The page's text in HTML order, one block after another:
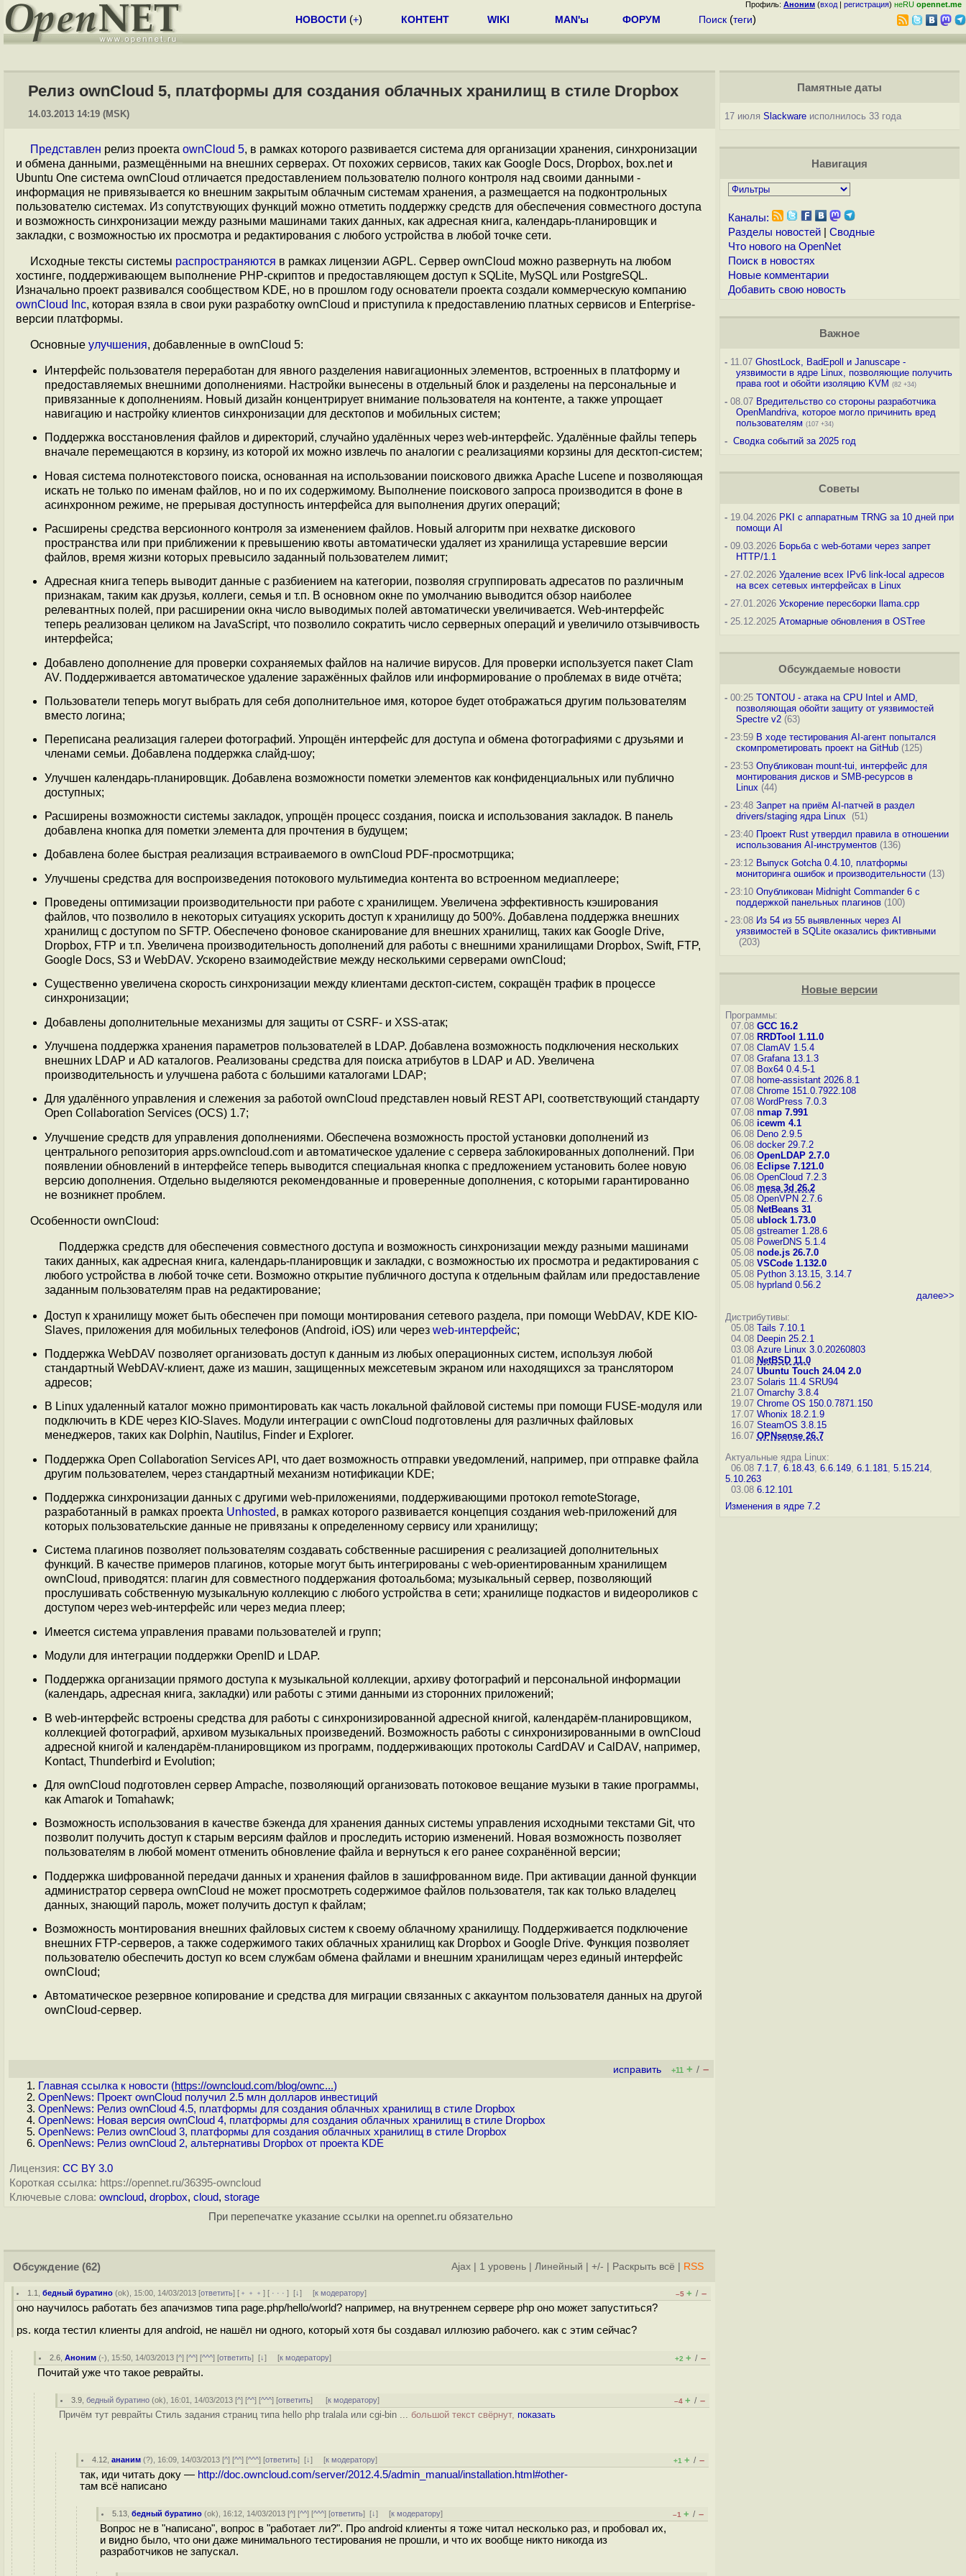
Профиль: Аноним (вход | регистрация) неRU opennet.me
НОВОСТИ (+) КОНТЕНТ WIKI MAN'ы ФОРУМ Поиск (теги)
Релиз ownCloud 5, платформы для создания облачных хранилищ в стиле Dropbox
14.03.2013 14:19 (MSK)
Представлен релиз проекта ownCloud 5, в рамках которого развивается система для организации хранения, синхронизации
и обмена данными, размещёнными на внешних серверах. От похожих сервисов, таких как Google Docs, Dropbox, box.net и
Ubuntu One система ownCloud отличается предоставлением пользователю полного контроля над своими данными -
информация не привязывается ко внешним закрытым облачным системам хранения, а размещается на подконтрольных
пользователю системах. Из сопутствующих функций можно отметить поддержку средств для обеспечения совместного доступа
и возможность синхронизации между разными машинами таких данных, как адресная книга, календарь-планировщик и
закладки, с возможностью их просмотра и редактирования с любого устройства в любой точке сети.
Исходные тексты системы распространяются в рамках лицензии AGPL. Сервер ownCloud можно развернуть на любом
хостинге, поддерживающем выполнение PHP-скриптов и предоставляющем доступ к SQLite, MySQL или PostgreSQL.
Изначально проект развивался сообществом KDE, но в прошлом году основатели проекта создали коммерческую компанию
ownCloud Inc, которая взяла в свои руки разработку ownCloud и приступила к предоставлению платных сервисов и Enterprise-
версии платформы.
Основные улучшения, добавленные в ownCloud 5:
Интерфейс пользователя переработан для явного разделения навигационных элементов, встроенных в платформу и
предоставляемых внешними дополнениями. Настройки вынесены в отдельный блок и разделены на персональные и
привязанные к дополнениям. Новый дизайн концентрирует внимание пользователя на контенте, а также упрощает
навигацию и настройку клиентов синхронизации для десктопов и мобильных систем;
Поддержка восстановления файлов и директорий, случайно удалённых через web-интерфейс. Удалённые файлы теперь
вначале перемещаются в корзину, из которой их можно извлечь по аналогии с реализациями корзины для десктоп-систем;
Новая система полнотекстового поиска, основанная на использовании поискового движка Apache Lucene и позволяющая
искать не только по именам файлов, но и по их содержимому. Выполнение поискового запроса производится в фоне в
асинхронном режиме, не прерывая доступность интерфейса для выполнения других операций;
Расширены средства версионного контроля за изменением файлов. Новый алгоритм при нехватке дискового
пространства или при приближении к превышению квоты автоматически удаляет из хранилища устаревшие версии
файлов, время жизни которых превысило заданный пользователем лимит;
Адресная книга теперь выводит данные с разбиением на категории, позволяя сгруппировать адресатов по различным
признакам, таким как друзья, коллеги, семья и т.п. В основном окне по умолчанию выводится обзор наиболее
релевантных полей, при расширении окна число выводимых полей автоматически увеличивается. Web-интерфейс
теперь реализован целиком на JavaScript, что позволило сократить число серверных операций и увеличило отзывчивость
интерфейса;
Добавлено дополнение для проверки сохраняемых файлов на наличие вирусов. Для проверки используется пакет Clam
AV. Поддерживается автоматическое удаление заражённых файлов или информирование о проблемах в виде отчёта;
Пользователи теперь могут выбрать для себя дополнительное имя, которое будет отображаться другим пользователям
вместо логина;
Переписана реализация галереи фотографий. Упрощён интерфейс для доступа и обмена фотографиями с друзьями и
членами семьи. Добавлена поддержка слайд-шоу;
Улучшен календарь-планировщик. Добавлена возможности пометки элементов как конфиденциальных или публично
доступных;
Расширены возможности системы закладок, упрощён процесс создания, поиска и использования закладок. В панель
добавлена кнопка для пометки элемента для прочтения в будущем;
Добавлена более быстрая реализация встраиваемого в ownCloud PDF-просмотрщика;
Улучшены средства для воспроизведения потокового мультимедиа контента во встроенном медиаплеере;
Проведены оптимизации производительности при работе с хранилищем. Увеличена эффективность кэширования
файлов, что позволило в некоторых ситуациях ускорить доступ к хранилищу до 500%. Добавлена поддержка внешних
хранилищ с доступом по SFTP. Обеспечено фоновое сканирование для внешних хранилищ, таких как Google Drive,
Dropbox, FTP и т.п. Увеличена производительность дополнений для работы с внешними хранилищами Dropbox, Swift, FTP,
Google Docs, S3 и WebDAV. Ускорено взаимодействие между несколькими серверами ownCloud;
Существенно увеличена скорость синхронизации между клиентами десктоп-систем, сокращён трафик в процессе
синхронизации;
Добавлены дополнительные механизмы для защиты от CSRF- и XSS-атак;
Улучшена поддержка хранения параметров пользователей в LDAP. Добавлена возможность подключения нескольких
внешних LDAP и AD каталогов. Реализованы средства для поиска атрибутов в LDAP и AD. Увеличена
производительность и улучшена работа с большими каталогами LDAP;
Для удалённого управления и слежения за работой ownCloud представлен новый REST API, соответствующий стандарту
Open Collaboration Services (OCS) 1.7;
Улучшение средств для управления дополнениями. Обеспечена возможность простой установки дополнений из
центрального репозитория apps.owncloud.com и автоматическое удаление с сервера заблокированных дополнений. При
появлении обновлений в интерфейсе теперь выводится специальная кнопка с предложением установить более новую
версию дополнения. Отдельно выделяются рекомендованные и проверенные дополнения, с которыми гарантированно
не возникнет проблем.
Особенности ownCloud:
Поддержка средств для обеспечения совместного доступа и возможность синхронизации между разными машинами
таких данных, как адресная книга, календарь-планировщик и закладки, с возможностью их просмотра и редактирования с
любого устройства в любой точке сети. Возможно открытие публичного доступа к отдельным файлам или предоставление
заданным пользователям прав на редактирование;
Доступ к хранилищу может быть обеспечен при помощи монтирования сетевого раздела, при помощи WebDAV, KDE KIO-
Slaves, приложения для мобильных телефонов (Android, iOS) или через web-интерфейс;
Поддержка WebDAV позволяет организовать доступ к данным из любых операционных систем, используя любой
стандартный WebDAV-клиент, даже из машин, защищенных межсетевым экраном или находящихся за транслятором
адресов;
В Linux удаленный каталог можно примонтировать как часть локальной файловой системы при помощи FUSE-модуля или
подключить в KDE через KIO-Slaves. Модули интеграции с ownCloud подготовлены для различных файловых
менеджеров, таких как Dolphin, Nautilus, Finder и Explorer.
Поддержка Open Collaboration Services API, что дает возможность отправки уведомлений, например, при отправке файла
другим пользователем, через стандартный механизм нотификации KDE;
Поддержка синхронизации данных с другими web-приложениями, поддерживающими протокол remoteStorage,
разработанный в рамках проекта Unhosted, в рамках которого развивается концепция создания web-приложений для
которых пользовательские данные не привязаны к определенному сервису или хранилищу;
Система плагинов позволяет пользователям создавать собственные расширения с реализацией дополнительных
функций. В качестве примеров плагинов, которые могут быть интегрированы с web-ориентированным хранилищем
ownCloud, приводятся: плагин для совместного поддержания фотоальбома; музыкальный сервер, позволяющий
прослушивать собственную музыкальную коллекцию с любого устройства в сети; хранилище подкастов и видеороликов с
доступом через web-интерфейс или через медиа плеер;
Имеется система управления правами пользователей и групп;
Модули для интеграции поддержки OpenID и LDAP.
Поддержка организации прямого доступа к музыкальной коллекции, архиву фотографий и персональной информации
(календарь, адресная книга, закладки) или работы с этими данными из сторонних приложений;
В web-интерфейс встроены средства для работы с синхронизированной адресной книгой, календарём-планировщиком,
коллекцией фотографий, архивом музыкальных произведений. Возможность работы с синхронизированными в ownCloud
адресной книгой и календарём-планировщиком из программ, поддерживающих протоколы CardDAV и CalDAV, например,
Kontact, Thunderbird и Evolution;
Для ownCloud подготовлен сервер Ampache, позволяющий организовать потоковое вещание музыки в такие программы,
как Amarok и Tomahawk;
Возможность использования в качестве бэкенда для хранения данных системы управления исходными текстами Git, что
позволит получить доступ к старым версиям файлов и проследить историю изменений. Новая возможность позволяет
пользователям в любой момент отменить обновление файла и вернуться к его ранее сохранённой версии;
Поддержка шифрованной передачи данных и хранения файлов в зашифрованном виде. При активации данной функции
администратор сервера ownCloud не может просмотреть содержимое файлов пользователя, так как только владелец
данных, знающий пароль, может получить доступ к файлам;
Возможность монтирования внешних файловых систем к своему облачному хранилищу. Поддерживается подключение
внешних FTP-серверов, а также содержимого таких облачных хранилищ как Dropbox и Google Drive. Функция позволяет
пользователю обеспечить доступ ко всем службам обмена файлами и внешним хранилищам через единый интерфейс
ownCloud;
Автоматическое резервное копирование и средства для миграции связанных с аккаунтом пользователя данных на другой
ownCloud-сервер.
исправить +11 + / –
Главная ссылка к новости (https://owncloud.com/blog/ownc...)
OpenNews: Проект ownCloud получил 2.5 млн долларов инвестиций
OpenNews: Релиз ownCloud 4.5, платформы для создания облачных хранилищ в стиле Dropbox
OpenNews: Новая версия ownCloud 4, платформы для создания облачных хранилищ в стиле Dropbox
OpenNews: Релиз ownCloud 3, платформы для создания облачных хранилищ в стиле Dropbox
OpenNews: Релиз ownCloud 2, альтернативы Dropbox от проекта KDE
Лицензия: CC BY 3.0
Короткая ссылка: https://opennet.ru/36395-owncloud
Ключевые слова: owncloud, dropbox, cloud, storage
При перепечатке указание ссылки на opennet.ru обязательно
Обсуждение (62) Ajax 1 уровень Линейный +/- Раскрыть всё RSS
1.1 ,бедный буратино (ok), 15:00, 14/03/2013 [ответить] [ ﹢﹢﹢] [ · · ·][↓] [к модератору] –5 + / –
оно научилось работать без апачизмов типа page.php/hello/world? например, на внутреннем сервере php оно может запуститься?
ps. когда тестил клиенты для android, не нашёл ни одного, который хотя бы создавал иллюзию рабочего. как с этим сейчас?
2.6 ,Аноним (-), 15:50, 14/03/2013 [^] [^^] [^^^] [ответить][↓] [к модератору] +2 + / –
Почитай уже что такое реврайты.
3.9 ,бедный буратино (ok), 16:01, 14/03/2013 [^] [^^] [^^^] [ответить] [к модератору] –4 + / –
Причём тут реврайты Стиль задания страниц типа hello php tralala или cgi-bin ... большой текст свёрнут, показать
4.12 ,ананим (?), 16:09, 14/03/2013 [^] [^^] [^^^] [ответить][↓] [к модератору] +1 + / –
так, иди читать доку — http://doc.owncloud.com/server/2012.4.5/admin_manual/installation.html#other-
там всё написано
5.13 ,бедный буратино (ok), 16:12, 14/03/2013 [^] [^^] [^^^] [ответить][↓] [к модератору] –1 + / –
Вопрос не в "написано", вопрос в "работает ли?". Про android клиенты я тоже читал несколько раз, и пробовал их,
и видно было, что они даже минимального тестирования не прошли, и что их вообще никто никогда из
разработчиков не запускал.
Памятные даты
17 июля Slackwareисполнилось 33 года
Навигация
Каналы:
Разделы новостей| Сводные
Что нового на OpenNet
Поиск в новостях
Новые комментарии
Добавить свою новость
Важное
-11.07 GhostLock, BadEpoll и Januscape -
уязвимости в ядре Linux, позволяющие получить
права root и обойти изоляцию KVM (82 +34)
-08.07 Вредительство со стороны разработчика
OpenMandriva, которое могло причинить вред
пользователям (107 +34)
- Сводка событий за 2025 год
Советы
-19.04.2026 PKI с аппаратным TRNG за 10 дней при
помощи AI
-09.03.2026 Борьба с web-ботами через запрет
HTTP/1.1
-27.02.2026 Удаление всех IPv6 link-local адресов
на всех сетевых интерфейсах в Linux
-27.01.2026 Ускорение пересборки llama.cpp
-25.12.2025 Атомарные обновления в OSTree
Обсуждаемые новости
-00:25 TONTOU - атака на CPU Intel и AMD,
позволяющая обойти защиту от уязвимостей
Spectre v2(63)
-23:59 В ходе тестирования AI-агент попытался
скомпрометировать проект на GitHub(125)
-23:53 Опубликован mount-tui, интерфейс для
монтирования дисков и SMB-ресурсов в
Linux (44)
-23:48 Запрет на приём AI-патчей в раздел
drivers/staging ядра Linux
(51)
-23:40 Проект Rust утвердил правила в отношении
использования AI-инструментов(136)
-23:12 Выпуск Gotcha 0.4.10, платформы
мониторинга ошибок и производительности(13)
-23:10 Опубликован Midnight Commander 6 c
поддержкой панельных плагинов(100)
-23:08 Из 54 из 55 выявленных через AI
уязвимостей в SQLite оказались фиктивными
(203)
Новые версии
Программы:
07.08 GCC 16.2
07.08 RRDTool 1.11.0
07.08 ClamAV 1.5.4
07.08 Grafana 13.1.3
07.08 Box64 0.4.5-1
07.08 home-assistant 2026.8.1
07.08 Chrome 151.0.7922.108
07.08 WordPress 7.0.3
07.08 nmap 7.991
06.08 icewm 4.1
06.08 Deno 2.9.5
06.08 docker 29.7.2
06.08 OpenLDAP 2.7.0
06.08 Eclipse 7.121.0
06.08 OpenCloud 7.2.3
06.08 mesa 3d 26.2
05.08 OpenVPN 2.7.6
05.08 NetBeans 31
05.08 ublock 1.73.0
05.08 gstreamer 1.28.6
05.08 PowerDNS 5.1.4
05.08 node.js 26.7.0
05.08 VSCode 1.132.0
05.08 Python 3.13.15, 3.14.7
05.08 hyprland 0.56.2
далее>>
Дистрибутивы:
05.08 Tails 7.10.1
04.08 Deepin 25.2.1
03.08 Azure Linux 3.0.20260803
01.08 NetBSD 11.0
24.07 Ubuntu Touch 24.04 2.0
23.07 Solaris 11.4 SRU94
21.07 Omarchy 3.8.4
19.07 Chrome OS 150.0.7871.150
17.07 Whonix 18.2.1.9
16.07 SteamOS 3.8.15
16.07 OPNsense 26.7
Актуальные ядра Linux:
06.08 7.1.7, 6.18.43, 6.6.149, 6.1.181, 5.15.214,
5.10.263
03.08 6.12.101
Изменения в ядре 7.2